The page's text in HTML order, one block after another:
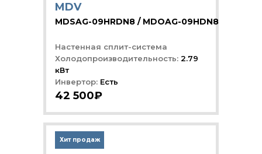
MDV
42 500₽
MDSAG-09HRDN8 / MDOAG-09HDN8
Настенная сплит-система
Холодопроизводительность: 2.79
кВт
Инвертор: Есть
Хит продаж